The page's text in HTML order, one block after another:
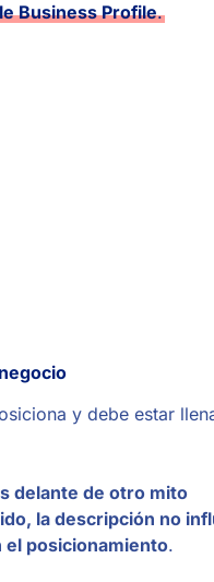
Business Profile.
y debe estar
delante de otro mito
la descripción no
posicionamiento.